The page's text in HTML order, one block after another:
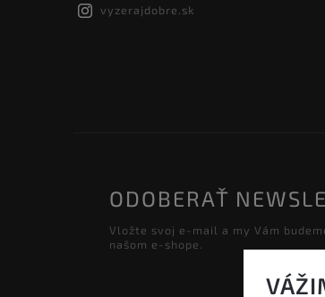
vyzerajdobre.sk
ODOBERAŤ
Vložte svoj e-mail a my Vám
našom e-shope.